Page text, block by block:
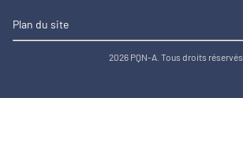
Plan du site
2026 PQN-A. Tous droits réservés.